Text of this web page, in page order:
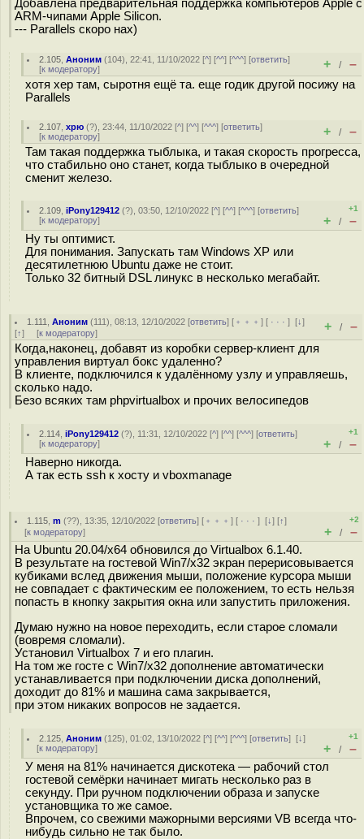
Добавлена предварительная поддержка компьютеров Apple с
ARM-чипами Apple Silicon.
--- Parallels скоро нах)
2.105 ,Аноним (104), 22:41, 11/10/2022 [^] [^^] [^^^] [ответить]
[к модератору] + / –
хотя хер там, сыротня ещё та. еще годик другой посижу на
Parallels
2.107 ,хрю (?), 23:44, 11/10/2022 [^] [^^] [^^^] [ответить]
[к модератору] + / –
Там такая поддержка тыблыка, и такая скорость прогресса,
что стабильно оно станет, когда тыблыко в очередной
сменит железо.
2.109 ,iPony129412 (?), 03:50, 12/10/2022 [^] [^^] [^^^] [ответить]
[к модератору]
+1
+ / –
Ну ты оптимист.
Для понимания. Запускать там Windows XP или
десятилетнюю Ubuntu даже не стоит.
Только 32 битный DSL линукс в несколько мегабайт.
1.111 ,Аноним (111), 08:13, 12/10/2022 [ответить] [ ﹢﹢﹢] [ · · ·][↓]
[↑] [к модератору] + / –
Когда,наконец, добавят из коробки сервер-клиент для
управления виртуал бокс удаленно?
В клиенте, подключился к удалённому узлу и управляешь,
сколько надо.
Безо всяких там phpvirtualbox и прочих велосипедов
2.114 ,iPony129412 (?), 11:31, 12/10/2022 [^] [^^] [^^^] [ответить]
[к модератору]
+1
+ / –
Наверно никогда.
А так есть ssh к хосту и vboxmanage
1.115 ,m (??), 13:35, 12/10/2022 [ответить] [ ﹢﹢﹢] [ · · ·][↓] [↑]
[к модератору]
+2
+ / –
На Ubuntu 20.04/x64 обновился до Virtualbox 6.1.40.
В результате на гостевой Win7/x32 экран перерисовывается
кубиками вслед движения мыши, положение курсора мыши
не совпадает с фактическим ее положением, то есть нельзя
попасть в кнопку закрытия окна или запустить приложения.
Думаю нужно на новое переходить, если старое сломали
(вовремя сломали).
Установил Virtualbox 7 и его плагин.
На том же госте с Win7/x32 дополнение автоматически
устанавливается при подключении диска дополнений,
доходит до 81% и машина сама закрывается,
при этом никаких вопросов не задается.
2.125 ,Аноним (125), 01:02, 13/10/2022 [^] [^^] [^^^] [ответить][↓]
[к модератору]
+1
+ / –
У меня на 81% начинается дискотека — рабочий стол
гостевой семёрки начинает мигать несколько раз в
секунду. При ручном подключении образа и запуске
установщика то же самое.
Впрочем, со свежими мажорными версиями VB всегда что-
нибудь сильно не так было.